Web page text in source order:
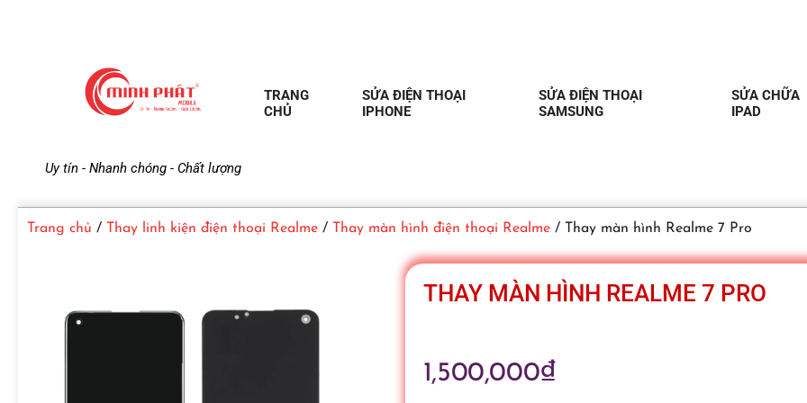
M
i
n
h
Uy tín - Nhanh chóng - Chất lượng
TRANG
CHỦ
SỬA ĐIỆN THOẠI
IPHONE
SỬA ĐIỆN THOẠI
SAMSUNG
SỬA CHỮA
IPAD
Trang chủ / Thay linh kiện điện thoại Realme / Thay màn hình điện thoại Realme / Thay màn hình Realme 7 Pro
THAY MÀN HÌNH REALME 7 PRO
1,500,000₫